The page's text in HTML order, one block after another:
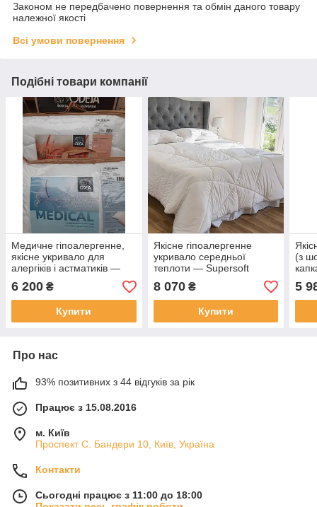
Законом не передбачено повернення та обмін даного товару
належної якості
Всі умови повернення
Подібні товари компанії
Медичне гіпоалергенне,
якісне укривало для
алергіків і астматиків —
Medical Medium 140 x 200.
Словлення
6 200 ₴
Купити
Якісне гіпоалергенне
укривало середньої
теплоти — Supersoft
Medium, (Словіння) 220 х
200
8 070₴
Купити
(з
5
Про нас
93% позитивних з 44 відгуків за рік
Працює з 15.08.2016
м. Київ
Проспект С. Бандери 10, Київ, Україна
Контакти
Сьогодні працює з 11:00 до 18:00